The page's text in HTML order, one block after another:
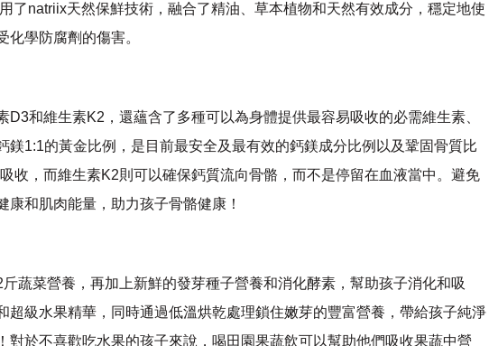
了natriix天然保鮮技術，融合了精油、草本植物和天然有效成分，穩定地使
化學防腐劑的傷害。
D3和維生素K2，還蘊含了多種可以為身體提供最容易吸收的必需維生素、
鎂1:1的黃金比例，是目前最安全及最有效的鈣鎂成分比例以及鞏固骨質比
收，而維生素K2則可以確保鈣質流向骨骼，而不是停留在血液當中。避免
康和肌肉能量，助力孩子骨骼健康！
蔬菜營養，再加上新鮮的發芽種子營養和消化酵素，幫助孩子消化和吸
超級水果精華，同時通過低溫烘乾處理鎖住嫩芽的豐富營養，帶給孩子純淨
對於不喜歡吃水果的孩子來說，喝田園果蔬飲可以幫助他們吸收果蔬中營